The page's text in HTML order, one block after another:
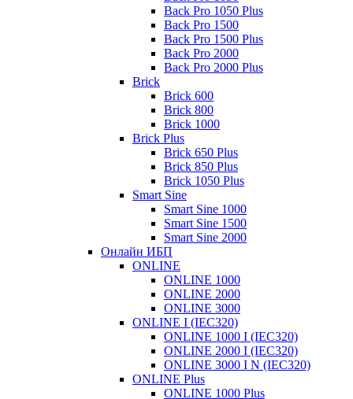
Back Pro 1050 Plus
Back Pro 1500
Back Pro 1500 Plus
Back Pro 2000
Back Pro 2000 Plus
Brick
Brick 600
Brick 800
Brick 1000
Brick Plus
Brick 650 Plus
Brick 850 Plus
Brick 1050 Plus
Smart Sine
Smart Sine 1000
Smart Sine 1500
Smart Sine 2000
Онлайн ИБП
ONLINE
ONLINE 1000
ONLINE 2000
ONLINE 3000
ONLINE I (IEC320)
ONLINE 1000 I (IEC320)
ONLINE 2000 I (IEC320)
ONLINE 3000 I N (IEC320)
ONLINE Plus
ONLINE 1000 Plus